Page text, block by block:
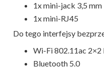
1x mini-jack 3,5 mm
1x mini-RJ45
Do tego interfejsy
Wi-Fi 802.11ac
Bluetooth 5.0